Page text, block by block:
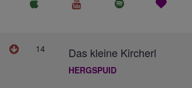
14 Das kleine Kircherl
HERGSPUID